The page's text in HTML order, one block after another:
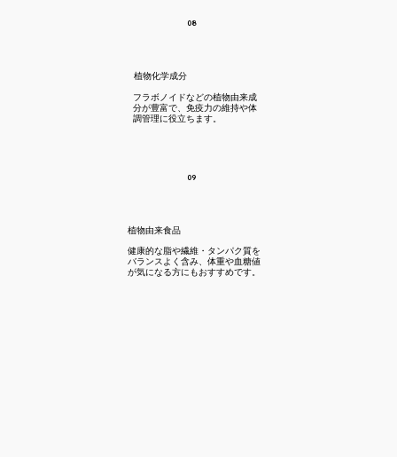
08
植物化学成分
フラボノイドなどの植物由来成
分が豊富で、免疫力の維持や体
調管理に役立ちます。
09
植物由来食品
健康的な脂や繊維・タンパク質を
バランスよく含み、体重や血糖値
が気になる方にもおすすめです。